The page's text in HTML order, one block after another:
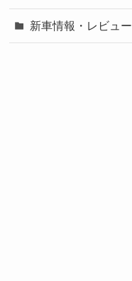
新車情報・レビュー